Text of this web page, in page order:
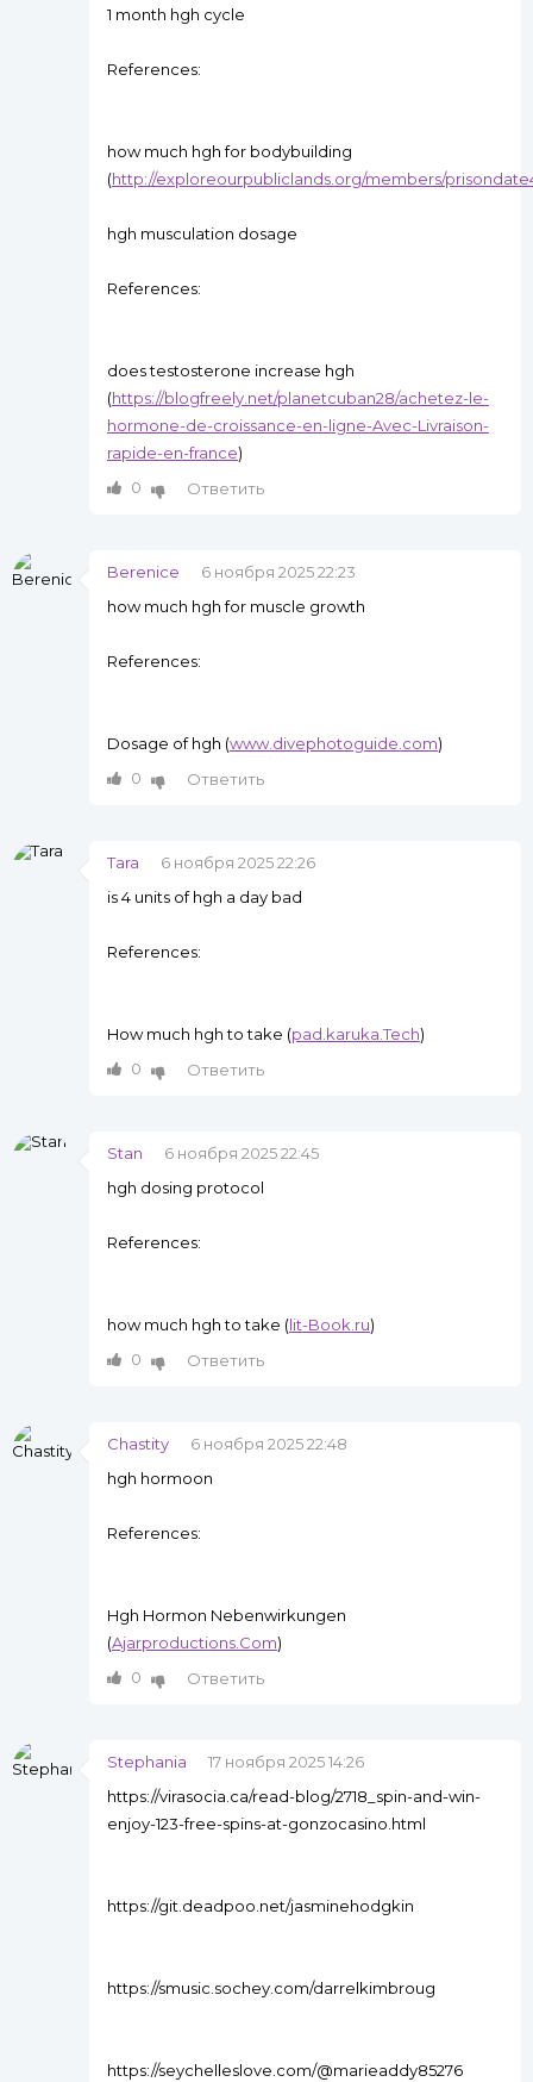
1 month hgh cycle
References:
how much hgh for bodybuilding
(http://exploreourpubliclands.org/members/
hgh musculation dosage
References:
does testosterone increase hgh
(https://blogfreely.net/planetcuban28/achetez-le-
hormone-de-croissance-en-ligne-Avec-Livraison-
rapide-en-france)
0
Ответить
Berenice
6 ноября 2025 22:23
how much hgh for muscle growth
References:
Dosage of hgh (www.divephotoguide.com)
0
Ответить
Tara
6 ноября 2025 22:26
is 4 units of hgh a day bad
References:
How much hgh to take (pad.karuka.Tech)
0
Ответить
Stan
6 ноября 2025 22:45
hgh dosing protocol
References:
how much hgh to take (lit-Book.ru)
0
Ответить
Chastity
6 ноября 2025 22:48
hgh hormoon
References:
Hgh Hormon Nebenwirkungen
(Ajarproductions.Com)
0
Ответить
Stephania
17 ноября 2025 14:26
https://virasocia.ca/read-blog/2718_spin-and-win-
enjoy-123-free-spins-at-gonzocasino.html
https://git.deadpoo.net/jasminehodgkin
https://smusic.sochey.com/darrelkimbroug
https://seychelleslove.com/@marieaddy85276